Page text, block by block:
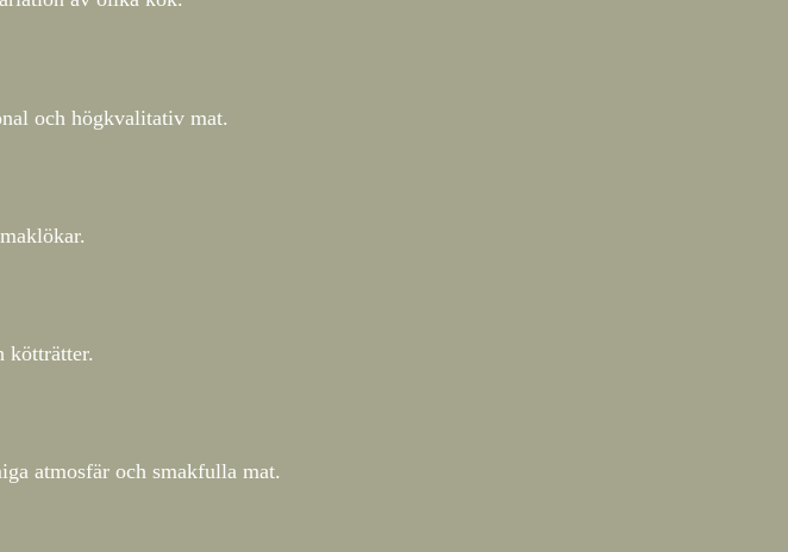
och högkvalitativ mat.
kötträtter.
atmosfär och smakfulla mat.